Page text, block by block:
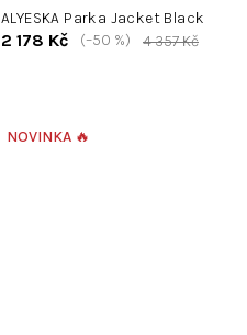
ALYESKA Parka Jacket Black
2 178 Kč 4 357 Kč
(–50 %)
NOVINKA 🔥